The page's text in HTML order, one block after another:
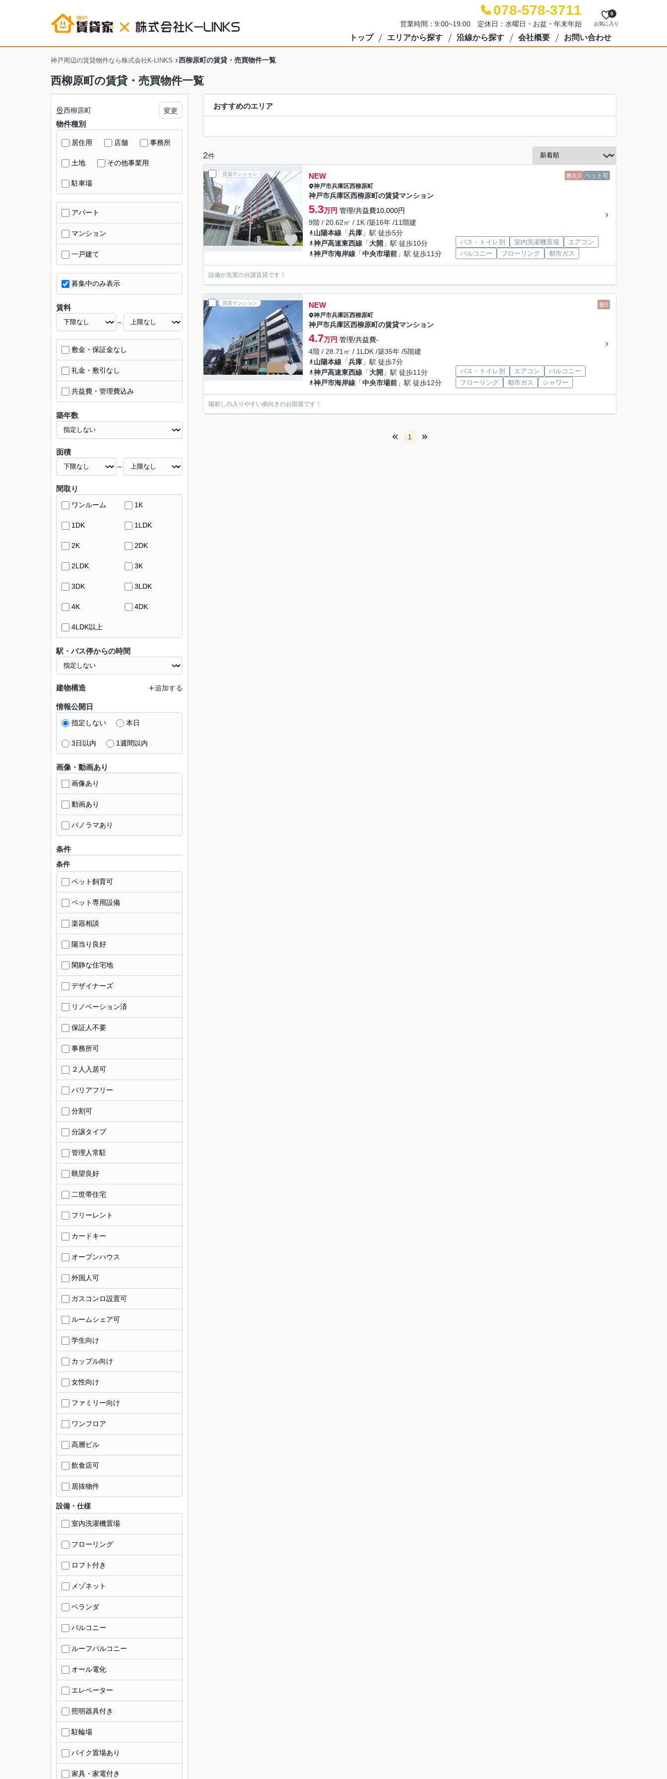
078-578-3711
営業時間：9:00~19:00 定休日：水曜日・お盆・年末年始 お気に入り
0
トップ エリアから探す 沿線から探す 会社概要 お問い合わせ
神戸周辺の賃貸物件なら株式会社K-LINKS 西柳原町の賃貸・売買物件一覧
西柳原町の賃貸・売買物件一覧
おすすめのエリア
2件
賃貸マンション 敷礼0 ペット可
NEW
神戸市兵庫区西柳原町
神戸市兵庫区西柳原町の賃貸マンション
5.3万円 管理/共益費10,000円
9階 / 20.62㎡ / 1K /築16年 /11階建
山陽本線 「兵庫 」駅 徒歩5分
神戸高速東西線 「大開 」駅 徒歩10分
神戸市海岸線 「中央市場前 」駅 徒歩11分
バス・トイレ別 室内洗濯機置場
エアコン
バルコニー
フローリング 都市ガス
設備が充実の分譲賃貸です！
賃貸マンション 敷0
NEW
神戸市兵庫区西柳原町
神戸市兵庫区西柳原町の賃貸マンション
4.7万円 管理/共益費-
4階 / 28.71㎡ / 1LDK /築35年 /5階建
山陽本線 「兵庫 」駅 徒歩7分
神戸高速東西線 「大開 」駅 徒歩11分
神戸市海岸線 「中央市場前 」駅 徒歩12分
バス・トイレ別 エアコン
バルコニー
フローリング
都市ガス シャワー
陽射しの入りやすい南向きのお部屋です！
1
西柳原町 変更
物件種別
居住用 店舗 事務所
土地 その他事業用
駐車場
アパート
マンション
一戸建て
募集中のみ表示
賃料
～
敷金・保証金なし
礼金・敷引なし
共益費・管理費込み
築年数
面積
～
間取り
ワンルーム 1K
1DK 1LDK
2K 2DK
2LDK 3K
3DK 3LDK
4K 4DK
4LDK以上
駅・バス停からの時間
建物構造 追加する
情報公開日
指定しない 本日
3日以内 1週間以内
画像・動画あり
画像あり
動画あり
パノラマあり
条件
条件
ペット飼育可
ペット専用設備
楽器相談
陽当り良好
閑静な住宅地
デザイナーズ
リノベーション済
保証人不要
事務所可
２人入居可
バリアフリー
分割可
分譲タイプ
管理人常駐
眺望良好
二世帯住宅
フリーレント
カードキー
オープンハウス
外国人可
ガスコンロ設置可
ルームシェア可
学生向け
カップル向け
女性向け
ファミリー向け
ワンフロア
高層ビル
飲食店可
居抜物件
設備・仕様
室内洗濯機置場
フローリング
ロフト付き
メゾネット
ベランダ
バルコニー
ルーフバルコニー
オール電化
エレベーター
照明器具付き
駐輪場
バイク置場あり
家具・家電付き